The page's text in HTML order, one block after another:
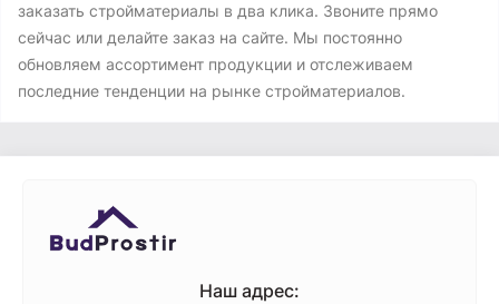
заказать стройматериалы в два клика. Звоните прямо
сейчас или делайте заказ на сайте. Мы постоянно
обновляем ассортимент продукции и отслеживаем
последние тенденции на рынке стройматериалов.
Наш адрес: